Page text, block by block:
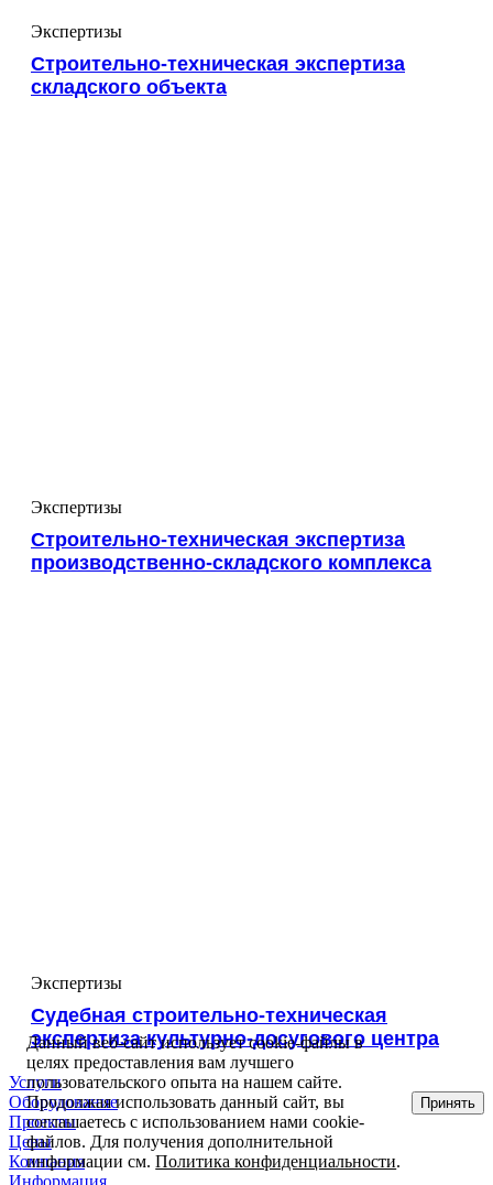
Экспертизы
Строительно-техническая экспертиза
складского объекта
Экспертизы
Строительно-техническая экспертиза
производственно-складского комплекса
Экспертизы
Cудебная строительно-техническая
экспертиза культурно-досугового центра
Услуги
Оборудование
Проекты
Цены
Компания
Информация
Данный веб-сайт использует cookie-файлы в
целях предоставления вам лучшего
пользовательского опыта на нашем сайте.
Продолжая использовать данный сайт, вы
соглашаетесь с использованием нами cookie-
файлов. Для получения дополнительной
информации см.Политика конфиденциальности.
Принять